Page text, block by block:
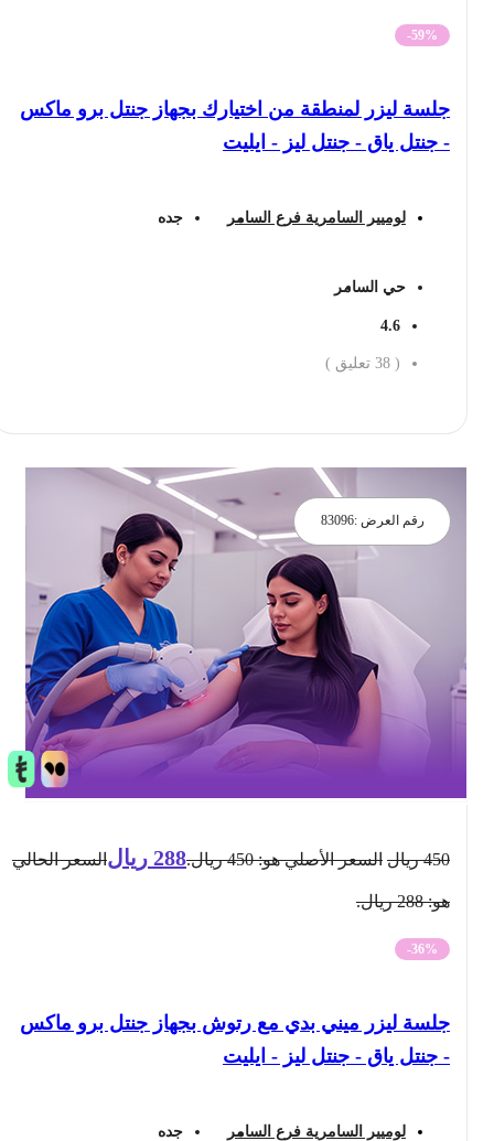
-59%
جلسة ليزر لمنطقة من اختيارك بجهاز جنتل برو ماكس
- جنتل ياق - جنتل ليز - ايليت
لوميير السامرية فرع السامر جده
حي السامر
4.6
38 تعليق )
رقم العرض :83096
ريال السعر الأصلي هو: 450 ريال. 288 ريال السعر الحالي
-36%
جلسة ليزر ميني بدي مع رتوش بجهاز جنتل برو ماكس
- جنتل ياق - جنتل ليز - ايليت
لوميير السامرية فرع السامر جده